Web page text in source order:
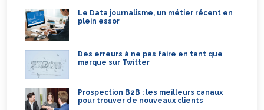
Le Data journalisme, un métier récent en
plein essor
Des erreurs à ne pas faire en tant que
marque sur Twitter
Prospection B2B : les meilleurs canaux
pour trouver de nouveaux clients